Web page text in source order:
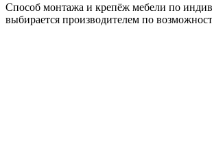
Способ монтажа и крепёж мебели по
выбирается производителем по